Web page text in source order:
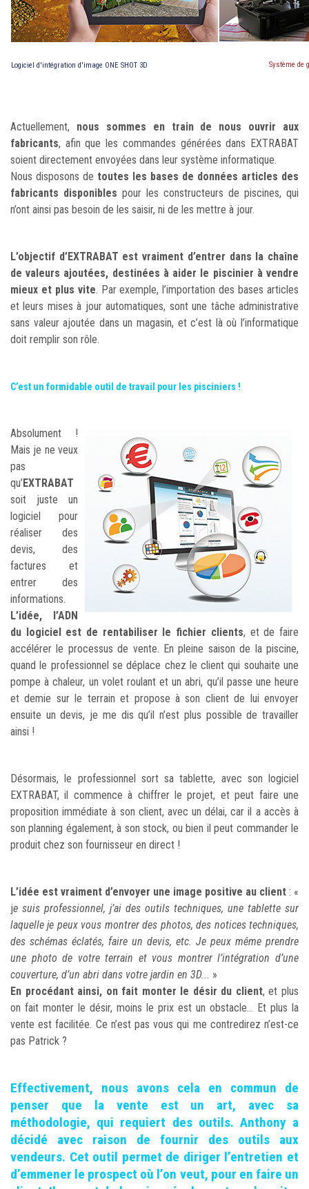
Logiciel d'intégration d'image ONE SHOT 3D Système de
Actuellement, nous sommes en train de nous ouvrir aux
fabricants, afin que les commandes générées dans EXTRABAT
soient directement envoyées dans leur système informatique.
Nous disposons de toutes les bases de données articles des
fabricants disponibles pour les constructeurs de piscines, qui
n’ont ainsi pas besoin de les saisir, ni de les mettre à jour.
L’objectif d’EXTRABAT est vraiment d’entrer dans la chaîne
de valeurs ajoutées, destinées à aider le piscinier à vendre
mieux et plus vite. Par exemple, l’importation des bases articles
et leurs mises à jour automatiques, sont une tâche administrative
sans valeur ajoutée dans un magasin, et c’est là où l’informatique
doit remplir son rôle.
C’est un formidable outil de travail pour les pisciniers !
Absolument !
Mais je ne veux
pas
qu’EXTRABAT
soit juste un
logiciel pour
réaliser des
devis, des
factures et
entrer des
informations.
L’idée, l’ADN
du logiciel est de rentabiliser le fichier clients, et de faire
accélérer le processus de vente. En pleine saison de la piscine,
quand le professionnel se déplace chez le client qui souhaite une
pompe à chaleur, un volet roulant et un abri, qu’il passe une heure
et demie sur le terrain et propose à son client de lui envoyer
ensuite un devis, je me dis qu’il n’est plus possible de travailler
ainsi !
Désormais, le professionnel sort sa tablette, avec son logiciel
EXTRABAT, il commence à chiffrer le projet, et peut faire une
proposition immédiate à son client, avec un délai, car il a accès à
son planning également, à son stock, ou bien il peut commander le
produit chez son fournisseur en direct !
L’idée est vraiment d’envoyer une image positive au client : «
je suis professionnel, j’ai des outils techniques, une tablette sur
laquelle je peux vous montrer des photos, des notices techniques,
des schémas éclatés, faire un devis, etc. Je peux même prendre
une photo de votre terrain et vous montrer l’intégration d’une
couverture, d’un abri dans votre jardin en 3D... »
En procédant ainsi, on fait monter le désir du client, et plus
on fait monter le désir, moins le prix est un obstacle... Et plus la
vente est facilitée. Ce n’est pas vous qui me contredirez n’est-ce
pas Patrick ?
Effectivement, nous avons cela en commun de
penser que la vente est un art, avec sa
méthodologie, qui requiert des outils. Anthony a
décidé avec raison de fournir des outils aux
vendeurs. Cet outil permet de diriger l’entretien et
d’emmener le prospect où l’on veut, pour en faire un